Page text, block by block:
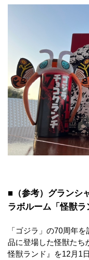
■（参考）グランシ
ラボルーム「怪獣ラ
「ゴジラ」の70周年
品に登場した怪獣たち
怪獣ランド』を12月1